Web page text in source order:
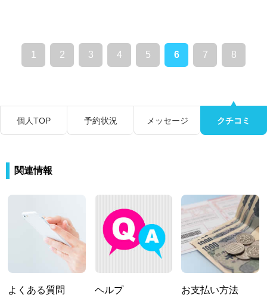
1 2 3 4 5 6 7 8
個人TOP 予約状況 メッセージ クチコミ
関連情報
よくある質問 ヘルプ お支払い方法